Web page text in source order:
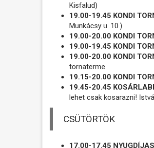
Kisfalud)
19.00-19.45 KONDI
Munkácsy u .10.)
19.00-20.00 KONDI
19.00-19.45 KONDI
19.00-20.00 KONDI
tornaterme
19.15-20.00 KONDI
19.45-20.45
lehet csak kosarazni!
CSÜTÖRTÖK
17.00-17.45